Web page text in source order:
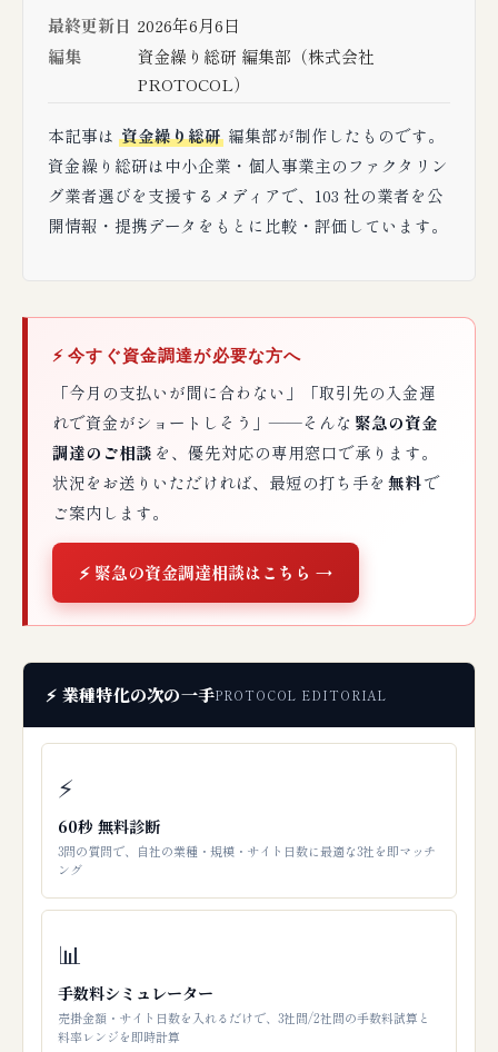
最終更新日 2026年6月6日
編集
資金繰り総研 編集部（株式会社
PROTOCOL）
本記事は資金繰り総研 編集部が制作したものです。
資金繰り総研は中小企業・個人事業主のファクタリン
グ業者選びを支援するメディアで、103 社の業者を公
開情報・提携データをもとに比較・評価しています。
⚡ 今すぐ資金調達が必要な方へ
「今月の支払いが間に合わない」「取引先の入金遅
れで資金がショートしそう」——そんな 緊急の資金
調達のご相談 を、優先対応の専用窓口で承ります。
状況をお送りいただければ、最短の打ち手を 無料で
ご案内します。
⚡ 緊急の資金調達相談はこちら →
⚡ 業種特化の次の一手PROTOCOL EDITORIAL
⚡
60秒 無料診断
3問の質問で、自社の業種・規模・サイト日数に最適な3社を即マッチ
ング
📊
手数料シミュレーター
売掛金額・サイト日数を入れるだけで、3社間/2社間の手数料試算と
料率レンジを即時計算